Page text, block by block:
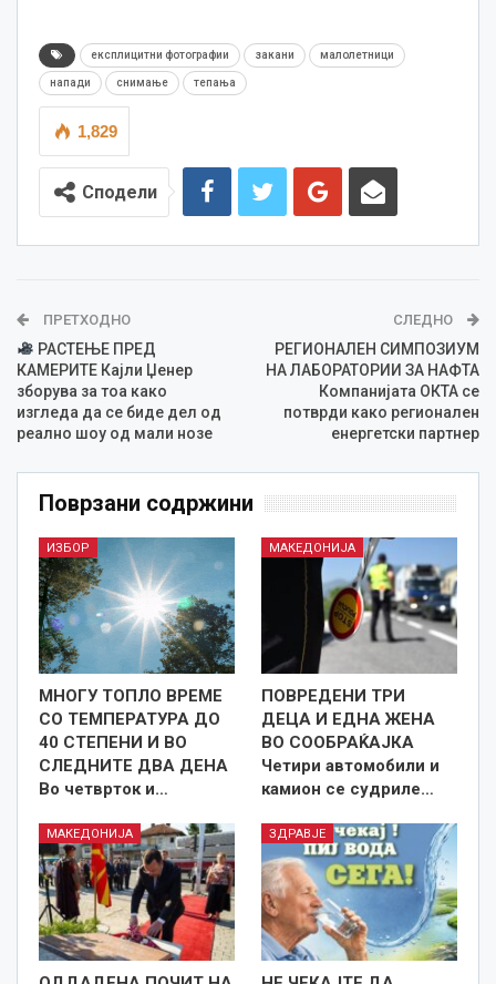
експлицитни фотографии закани малолетници
напади снимање тепања
1,829
Сподели
ПРЕТХОДНО
РАСТЕЊЕ ПРЕД
КАМЕРИТЕ Кајли Џенер
зборува за тоа како
изгледа да се биде дел од
реално шоу од мали нозе
СЛЕДНО
РЕГИОНАЛЕН СИМПОЗИУМ
НА ЛАБОРАТОРИИ ЗА НАФТА
Компанијата ОКТА се
потврди како регионален
енергетски партнер
Поврзани содржини
ИЗБОР
МНОГУ ТОПЛО ВРЕМЕ
СО ТЕМПЕРАТУРА ДО
40 СТЕПЕНИ И ВО
СЛЕДНИТЕ ДВА ДЕНА
Во четврток и…
МАКЕДОНИЈА
ПОВРЕДЕНИ ТРИ
ДЕЦА И ЕДНА ЖЕНА
ВО СООБРАЌАЈКА
Четири автомобили и
камион се судриле…
МАКЕДОНИЈА ЗДРАВЈЕ